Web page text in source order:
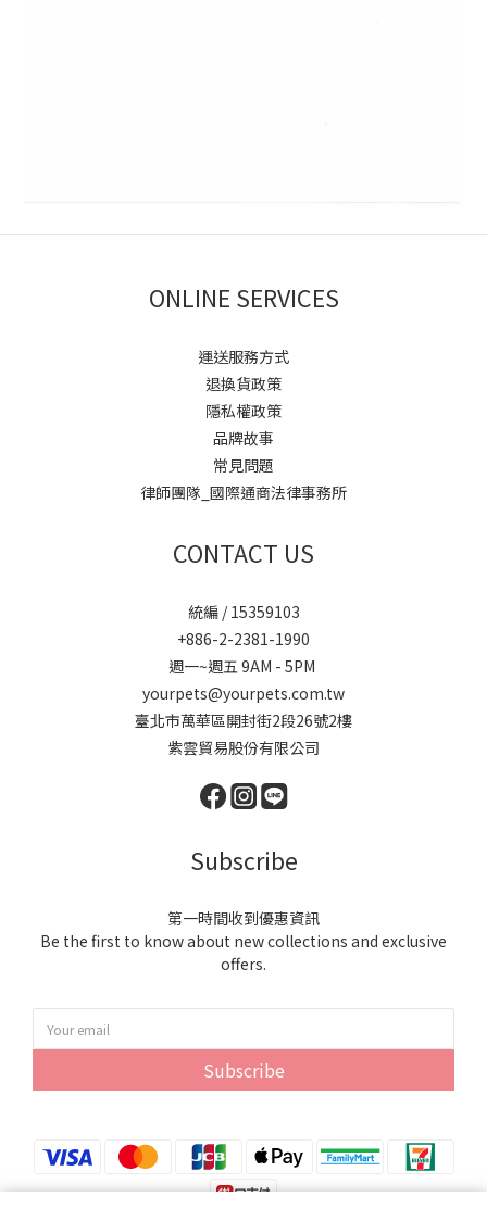
ONLINE SERVICES
運送服務方式
退換貨政策
隱私權政策
品牌故事
常見問題
律師團隊_國際通商法律事務所
CONTACT US
統編 / 15359103
+886-2-2381-1990
週一~週五 9AM - 5PM
yourpets@yourpets.com.tw
臺北市萬華區開封街2段26號2樓
紫雲貿易股份有限公司
Subscribe
第一時間收到優惠資訊
Be the first to know about new collections and exclusive
offers.
Subscribe